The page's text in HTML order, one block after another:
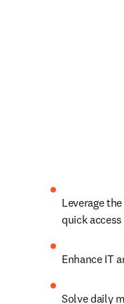
Leverage
quick
Enhance IT
Solve daily